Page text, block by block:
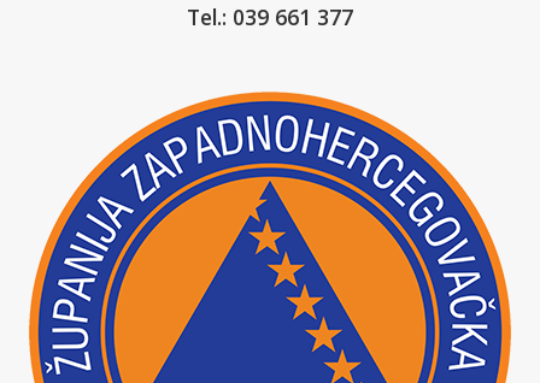
Tel.: 039 661 377